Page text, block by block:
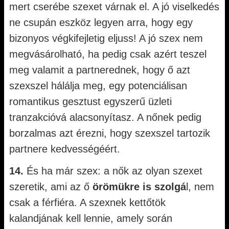
mert cserébe szexet várnak el. A jó viselkedés
ne csupán eszköz legyen arra, hogy egy
bizonyos végkifejletig eljuss! A jó szex nem
megvásárolható, ha pedig csak azért teszel
meg valamit a partnerednek, hogy ő azt
szexszel hálálja meg, egy potenciálisan
romantikus gesztust egyszerű üzleti
tranzakcióvá alacsonyítasz. A nőnek pedig
borzalmas azt érezni, hogy szexszel tartozik
partnere kedvességéért.
14. És ha már szex: a nők az olyan szexet
szeretik, ami az ő örömükre is szolgál, nem
csak a férfiéra. A szexnek kettőtök
kalandjának kell lennie, amely során